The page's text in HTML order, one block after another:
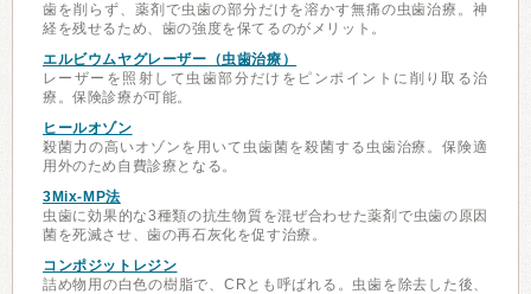
歯を削らず、薬剤で虫歯の部分だけを溶かす無痛の虫歯治療。神
経を残せるため、歯の強度を保てるのがメリット。
エルビウムヤグレーザー（虫歯治療）
レーザーを照射して虫歯部分だけをピンポイントに削り取る治
療。保険診療が可能。
ヒールオゾン
殺菌力の高いオゾンを用いて虫歯菌を殺菌する虫歯治療。保険適
用外のため自費診療となる。
3Mix-MP法
虫歯に効果的な3種類の抗生物質を混ぜ合わせた薬剤で虫歯の原因
菌を死滅させ、歯の再石灰化を促す治療。
コンポジットレジン
詰め物用の白色の樹脂で、CRとも呼ばれる。虫歯を除去した後、